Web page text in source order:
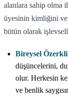
alanlara sahip olma
üyesinin kimliğini
bütün olarak
Bireysel
düşüncelerini,
olur. Herkesin
ve benlik